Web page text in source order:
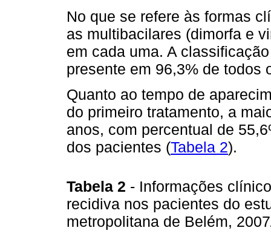
No que se refere às formas
as multibacilares (dimorfa e
em cada uma. A
presente em 96,3% de todos
Quanto ao tempo de
do primeiro tratamento, a
anos, com percentual de
dos pacientes (Tabela 2).
Tabela 2 - Informações
recidiva nos pacientes do
metropolitana de Belém,